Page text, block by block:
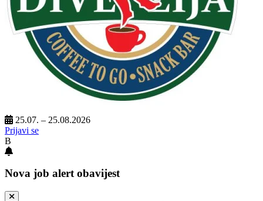
25.07. – 25.08.2026
Prijavi se
B
Nova job alert obavijest